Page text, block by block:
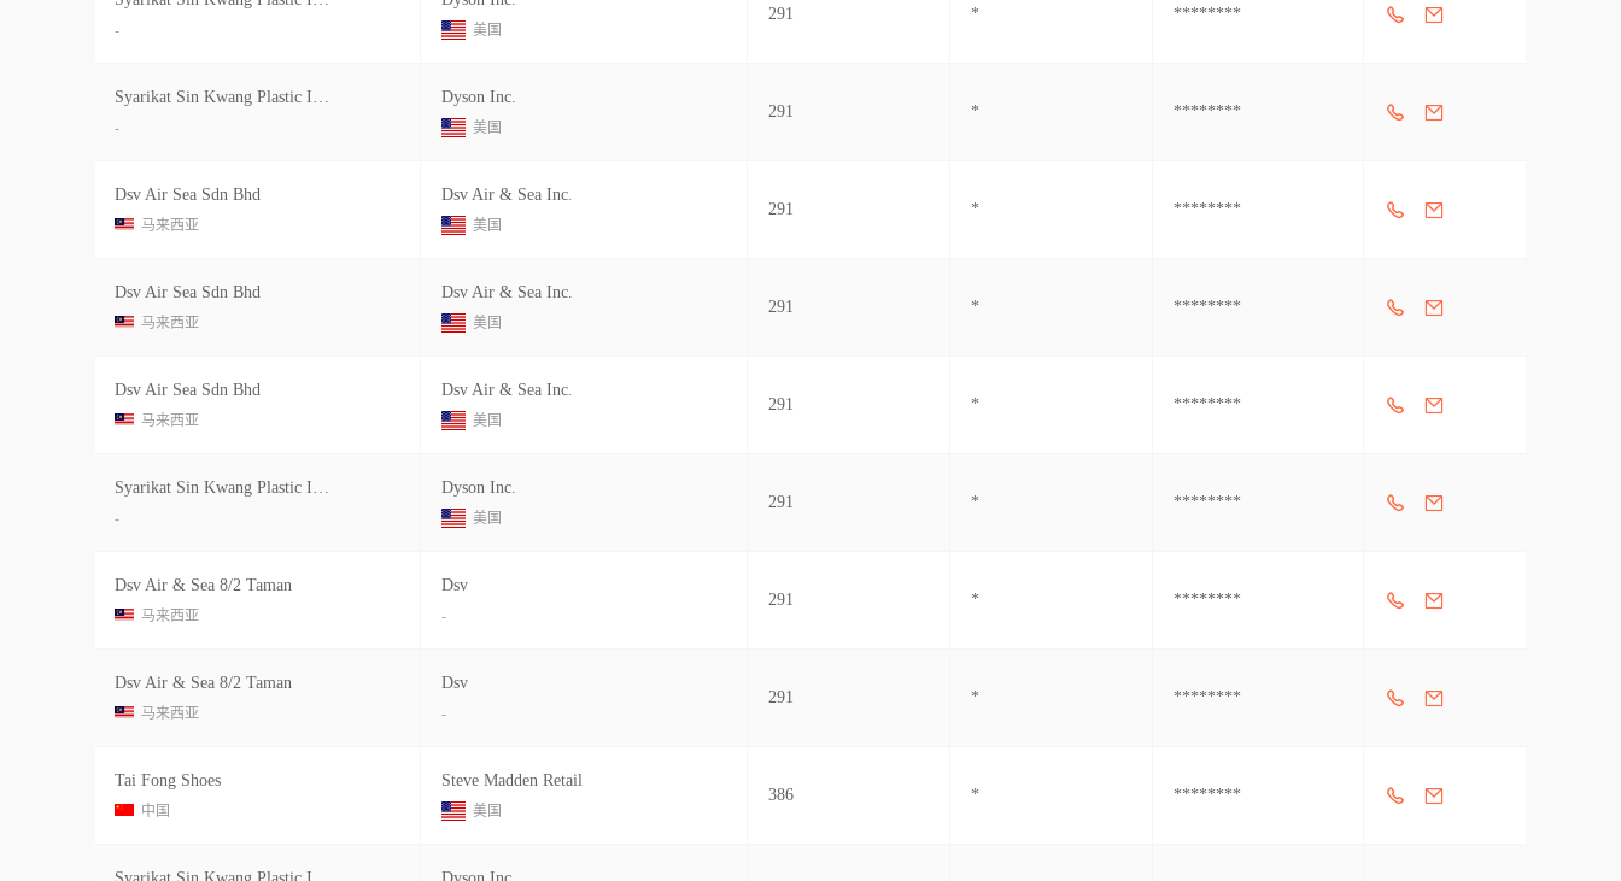
- 美国
291 * ********
Syarikat Sin Kwang Plastic Industri
-
Dyson Inc.
美国
291 * ********
Dsv Air Sea Sdn Bhd
马来西亚
Dsv Air & Sea Inc.
美国
291 * ********
Dsv Air Sea Sdn Bhd
马来西亚
Dsv Air & Sea Inc.
美国
291 * ********
Dsv Air Sea Sdn Bhd
马来西亚
Dsv Air & Sea Inc.
美国
291 * ********
Syarikat Sin Kwang Plastic Industri
-
Dyson Inc.
美国
291 * ********
Dsv Air & Sea 8/2 Taman
马来西亚
Dsv
-
291 * ********
Dsv Air & Sea 8/2 Taman
马来西亚
Dsv
-
291 * ********
Tai Fong Shoes
中国
Steve Madden Retail
美国
386 * ********